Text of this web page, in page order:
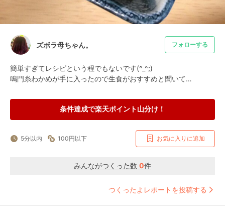
ズボラ母ちゃん。 フォローする
簡単すぎてレシピという程でもないです(^_^;)
鳴門糸わかめが手に入ったので生食がおすすめと聞いて…
条件達成で楽天ポイント山分け！
5分以内 100円以下 お気に入りに追加
みんながつくった数 0件
つくったよレポートを投稿する